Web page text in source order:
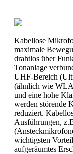
Kabellose
maximale
drahtlos über
Tonanlage
UHF-Bereich
(ähnlich wie
und eine hohe
werden störende
reduziert.
Ausführungen,
wichtigsten
aufgeräumtes